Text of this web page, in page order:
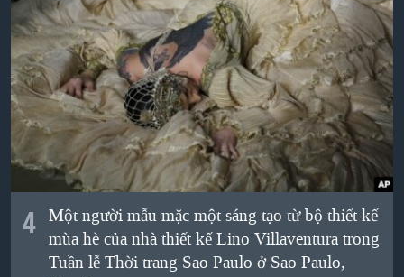
4 Một người mẫu mặc một sáng tạo từ bộ thiết kế
mùa hè của nhà thiết kế Lino Villaventura trong
Tuần lễ Thời trang Sao Paulo ở Sao Paulo,